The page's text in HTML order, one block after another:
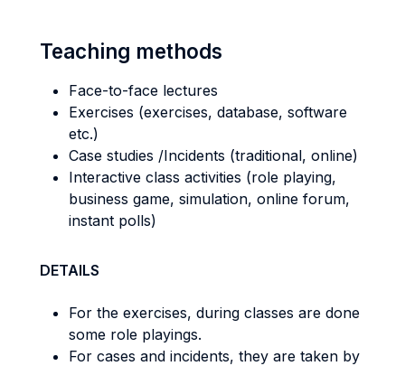
Teaching methods
Face-to-face lectures
Exercises (exercises, database, software
etc.)
Case studies /Incidents (traditional, online)
Interactive class activities (role playing,
business game, simulation, online forum,
instant polls)
DETAILS
For the exercises, during classes are done
some role playings.
For cases and incidents, they are taken by